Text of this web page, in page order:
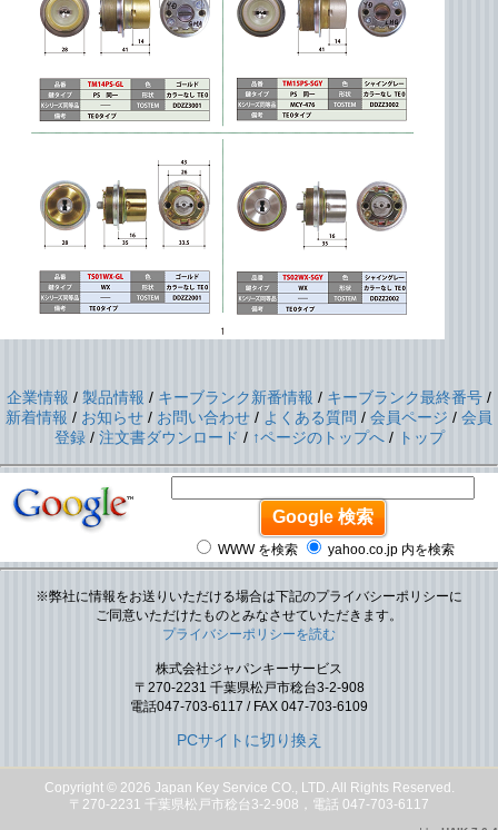
企業情報 / 製品情報 / キーブランク新番情報 / キーブランク最終番号 /
新着情報 / お知らせ / お問い合わせ / よくある質問 / 会員ページ / 会員
登録/ 注文書ダウンロード / ↑ページのトップへ/ トップ
WWW を検索 yahoo.co.jp 内を検索
※弊社に情報をお送りいただける場合は下記のプライバシーポリシーに
ご同意いただけたものとみなさせていただきます。
プライバシーポリシーを読む
株式会社ジャパンキーサービス
〒270-2231 千葉県松戸市稔台3-2-908
電話047-703-6117 / FAX 047-703-6109
PCサイトに切り換え
Copyright © 2026 Japan Key Service CO., LTD. All Rights Reserved.
〒270-2231 千葉県松戸市稔台3-2-908，電話 047-703-6117